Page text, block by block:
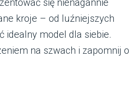
kroje – od luźniejszych
idealny model dla siebie.
na szwach i zapomnij o